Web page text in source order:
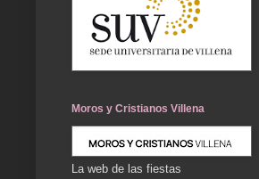
Moros y Cristianos Villena
La web de las fiestas